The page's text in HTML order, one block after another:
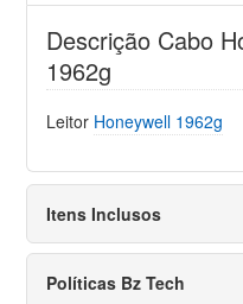
Descrição Cabo
1962g
Leitor Honeywell 1962g
Itens Inclusos
Políticas Bz Tech